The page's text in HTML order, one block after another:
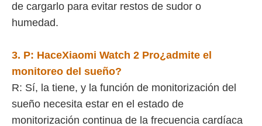
de cargarlo para evitar restos de sudor o
humedad.
3. P: HaceXiaomi Watch 2 Pro¿admite el
monitoreo del sueño?
R: Sí, la tiene, y la función de monitorización del
sueño necesita estar en el estado de
monitorización continua de la frecuencia cardíaca